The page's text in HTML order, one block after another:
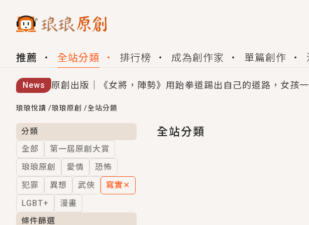
推薦 全站分類 排行榜 成為創作家 單篇創作
News 原創出版｜《女將，陣勢》用跆拳道踢出自己的道路，女孩
創,作家招募｜華文小說創作首選！有機會獲得豐富廣宣資源
小編心動書單｜《離婚你提的，二婚嫁大佬，你哭什麼？
GL｜《夏日與檸檬與重疊世界》炎熱的夏日、檸檬的香氣、
BL｜《費洛蒙中毒》救命！特殊費洛蒙體質世界觀，無法
OMG你嚇到我了｜《陰陽鬼店》上班族買了房子模型，但現
言情｜《國語推行員》每個人心中都有一個連自己也無法改
琅琅悅讀 /琅琅原創 /全站分類
分類
全部
第一屆原創大賞
琅琅原創
愛情
恐怖
犯罪
異想 武俠 寫實✕
LGBT+
漫畫
條件篩選
全站分類